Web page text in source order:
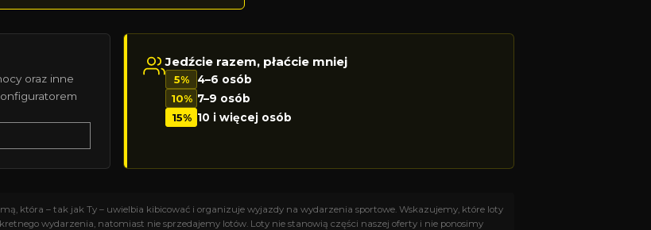
oraz inne
Jedźcie razem, płaćcie mniej
5%
4–6 osób
10% 7–9 osób
15% 10 i więcej osób
która – tak jak Ty – uwielbia kibicować i organizuje wyjazdy na wydarzenia sportowe. Wskazujemy, które loty
wydarzenia, natomiast nie sprzedajemy lotów. Loty nie stanowią części naszej oferty i nie ponosimy